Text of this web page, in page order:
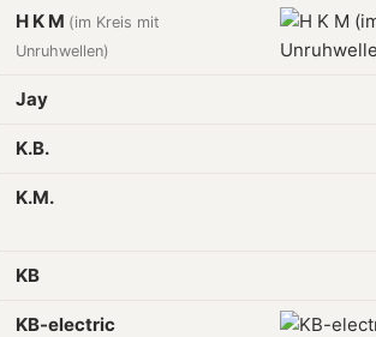
H K M (im Kreis mit
Unruhwellen)
Jay
K.B.
K.M.
KB
KB-electric